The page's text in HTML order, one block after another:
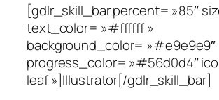
[gdlr_skill_bar percent= »85″
text_color= »#ffffff »
background_color= »#e9e9e9″
progress_color= »#56d0d4″
leaf »]Illustrator[/gdlr_skill_bar]